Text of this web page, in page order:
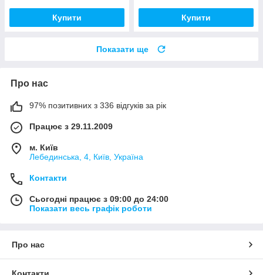
Купити Купити
Показати ще
Про нас
97% позитивних з 336 відгуків за рік
Працює з 29.11.2009
м. Київ
Лебединська, 4, Київ, Україна
Контакти
Сьогодні працює з 09:00 до 24:00
Показати весь графік роботи
Про нас